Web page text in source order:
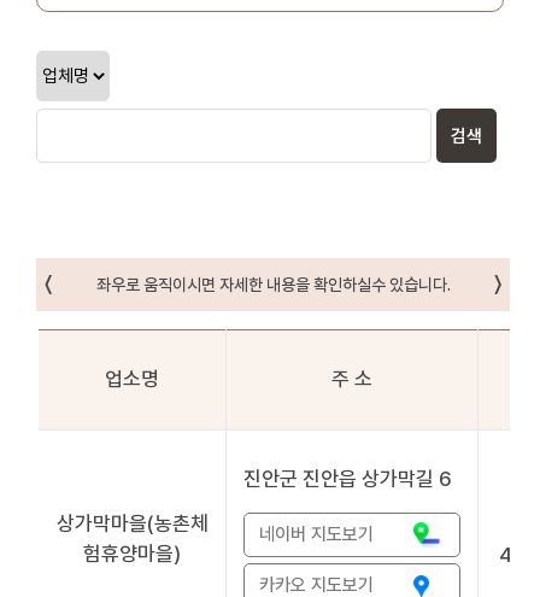
업소명 주 소
상가막마을(농촌체
험휴양마을)
진안군 진안읍 상가막길 6
네이버 지도보기
카카오 지도보기